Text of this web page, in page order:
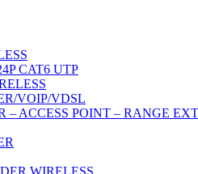
CAT6 UTP
VOIP/VDSL
– ACCESS POINT – RANGE